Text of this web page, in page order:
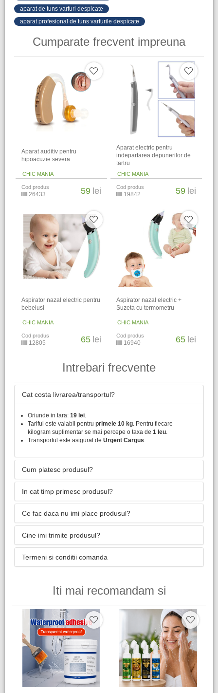
aparat de tuns varfuri despicate
aparat profesional de tuns varfurile despicate
Cumparate frecvent impreuna
Aparat auditiv pentru
hipoacuzie severa
CHIC MANIA
Cod produs
26433 59 lei
Aparat electric pentru
indepartarea depunerilor de
tartru
CHIC MANIA
Cod produs
19842 59 lei
Aspirator nazal electric pentru
bebelusi
CHIC MANIA
Cod produs
12805 65 lei
Aspirator nazal electric +
Suzeta cu termometru
CHIC MANIA
Cod produs
16940 65 lei
Intrebari frecvente
Cat costa livrarea/transportul?
Oriunde in tara: 19 lei
Tariful este valabil pentru primele 10 kg . Pentru fiecare
kilogram suplimentar se mai percepe o taxa de 1 leu
Transportul este asigurat de Urgent Cargus
Cum platesc produsul?
In cat timp primesc produsul?
Ce fac daca nu imi place produsul?
Cine imi trimite produsul?
Termeni si conditii comanda
Iti mai recomandam si